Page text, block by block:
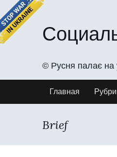
©️ Русня палає на
Главная
Brief